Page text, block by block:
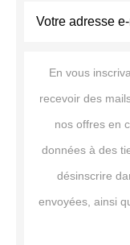
En vous
recevoir des
nos offres en
données à des
désinscrire
envoyées, ainsi